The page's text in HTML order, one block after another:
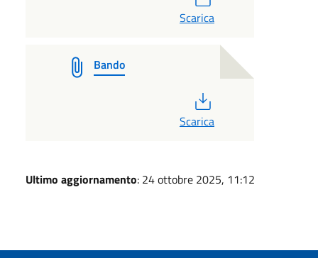
Scarica
Bando
Scarica
Ultimo aggiornamento: 24 ottobre 2025, 11:12